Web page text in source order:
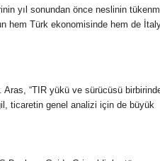
yıl sonundan önce neslinin
hem Türk ekonomisinde hem de
“TIR yükü ve sürücüsü
ticaretin genel analizi için de büyük